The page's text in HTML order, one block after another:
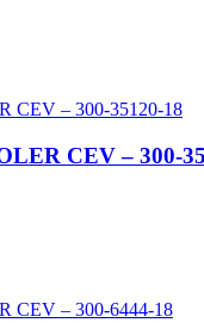
CEV – 300-